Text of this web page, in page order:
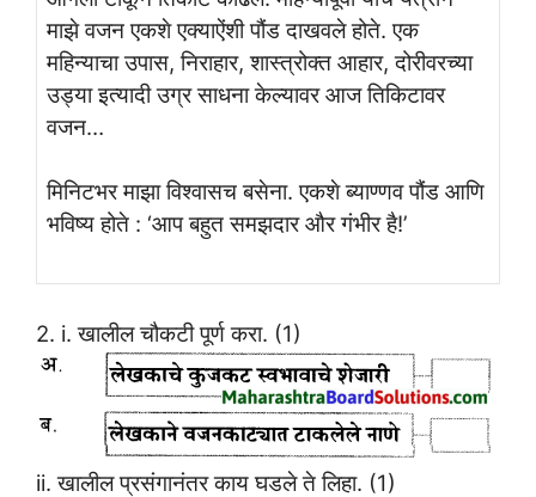
माझे वजन एकशे एक्याऐंशी पौंड दाखवले होते. एक
महिन्याचा उपास, निराहार, शास्त्रोक्त आहार, दोरीवरच्या
उड्या इत्यादी उग्र साधना केल्यावर आज तिकिटावर
वजन…
मिनिटभर माझा विश्वासच बसेना. एकशे ब्याण्णव पौंड आणि
भविष्य होते : ‘आप बहुत समझदार और गंभीर है!’
2. i. खालील चौकटी पूर्ण करा. (1)
ii. खालील प्रसंगानंतर काय घडले ते लिहा. (1)